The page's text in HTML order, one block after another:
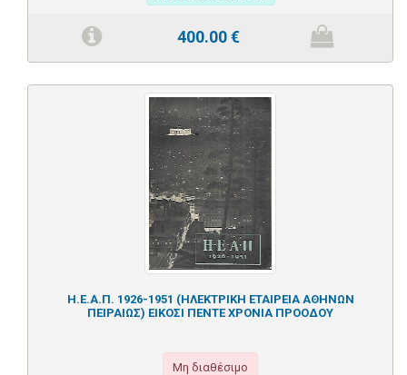
400.00€
Η.Ε.Α.Π. 1926-1951 (ΗΛΕΚΤΡΙΚΗ ΕΤΑΙΡΕΙΑ ΑΘΗΝΩΝ
ΠΕΙΡΑΙΩΣ) ΕΙΚΟΣΙ ΠΕΝΤΕ ΧΡΟΝΙΑ ΠΡΟΟΔΟΥ
Μη διαθέσιμο